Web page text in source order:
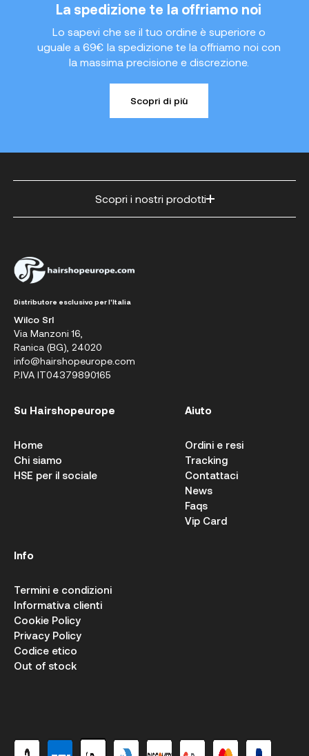
La spedizione te la offriamo noi
Lo sapevi che se il tuo ordine è superiore o
uguale a 69€ la spedizione te la offriamo noi con
la massima precisione e discrezione.
Scopri di più
Scopri i nostri prodotti
Distributore esclusivo per l'Italia
Wilco Srl
Via Manzoni 16,
Ranica (BG), 24020
info@hairshopeurope.com
P.IVA IT04379890165
Su Hairshopeurope
Home
Chi siamo
HSE per il sociale
Aiuto
Ordini e resi
Tracking
Contattaci
News
Faqs
Vip Card
Info
Termini e condizioni
Informativa clienti
Cookie Policy
Privacy Policy
Codice etico
Out of stock